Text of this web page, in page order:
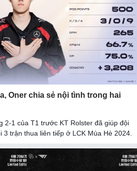
Oner chia sẻ nội tình trong hai
2-1 của T1 trước KT Rolster đã giúp đội
trận thua liên tiếp ở LCK Mùa Hè 2024.